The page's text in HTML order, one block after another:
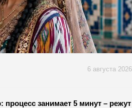
6 августа 2026
занимает 5 минут – режут